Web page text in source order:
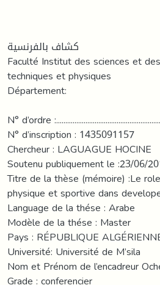
كشاف بالفرنسية
Faculté Institut des sciences et
techniques et physiques
Département:
N° d’ordre
N° d’inscription : 1435091157
Chercheur : LAGUAGUE HOCINE
Soutenu publiquement le :23/06/
Titre de la thèse (mémoire) :Le
physique et sportive dans
Language de la thése : Arabe
Modèle de la thése : Master
Pays : RÉPUBLIQUE
Université: Université de M’sila
Nom et Prénom de l’encadreur
Grade : conferencier